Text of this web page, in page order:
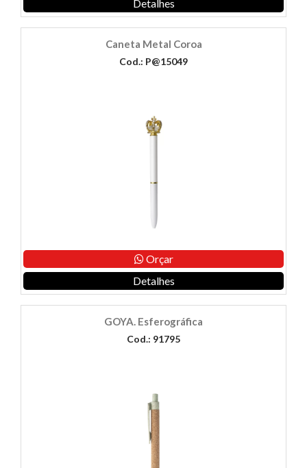
Detalhes
Caneta Metal Coroa
Cod.: P@15049
Orçar
Detalhes
GOYA. Esferográfica
Cod.: 91795